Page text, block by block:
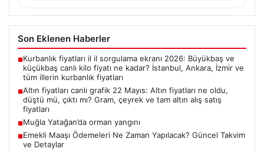
Son Eklenen Haberler
■Kurbanlık fiyatları il il sorgulama ekranı 2026: Büyükbaş ve
küçükbaş canlı kilo fiyatı ne kadar? İstanbul, Ankara, İzmir ve
tüm illerin kurbanlık fiyatları
■Altın fiyatları canlı grafik 22 Mayıs: Altın fiyatları ne oldu,
düştü mü, çıktı mı? Gram, çeyrek ve tam altın alış satış
fiyatları
■Muğla Yatağan’da orman yangını
■Emekli Maaşı Ödemeleri Ne Zaman Yapılacak? Güncel Takvim
ve Detaylar